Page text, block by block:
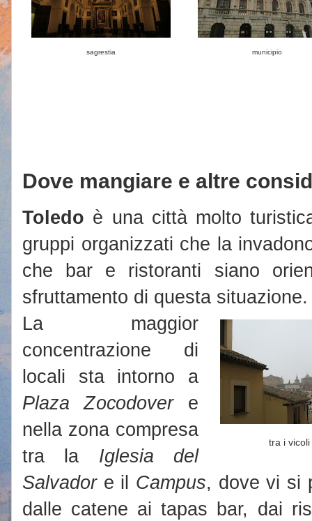
sagrestia municipio
Dove mangiare e altre
Toledo è una città molto
gruppi organizzati che la
che bar e ristoranti siano
sfruttamento di questa situazione.
tra i vicoli
La maggior
concentrazione di
locali sta intorno a
Plaza Zocodovere
nella zona compresa
tra la Iglesia del
Salvadore il Campus, dove vi si
dalle catene ai tapas bar, dai